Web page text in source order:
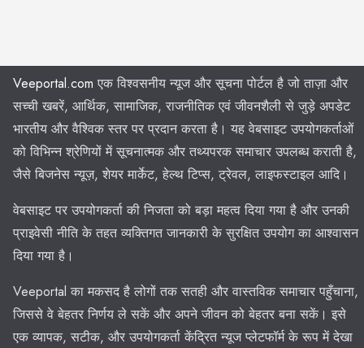
Veeportal.com एक विश्वसनीय न्यूज और सूचना पोर्टल है जो ताज़ा और
सच्ची खबरें, आर्थिक, सामाजिक, राजनीतिक एवं जीवनशैली से जुड़े अपडेट
भारतीय और वैश्विक स्तर पर प्रदान करता है। यह वेबसाइट उपयोगकर्ताओं
को विभिन्न श्रेणियों में सूचनात्मक और तथ्यपरक समाचार उपलब्ध कराती है,
जैसे बिजनेस न्यूज़, शेयर मार्केट, हेल्थ टिप्स, ट्रेवल, लाइफस्टाइल आदि।
वेबसाइट पर उपयोगकर्ता की निजता को बड़ा महत्व दिया गया है और उनकी
प्राइवेसी नीति के तहत व्यक्तिगत जानकारी के सुरक्षित उपयोग का आश्वासन
दिया गया है।
Veeportal का मकसद है लोगों तक सतही और वास्तविक समाचार पहुँचाना,
जिससे वे बेहतर निर्णय ले सकें और अपने जीवन को बेहतर बना सकें। इसे
एक व्यापक, सटीक, और उपयोगकर्ता केंद्रित न्यूज प्लेटफॉर्म के रूप में देखा